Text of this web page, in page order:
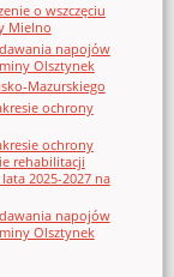
o wszczęciu
Mielno
napojów
Olsztynek
Mazurskiego
ochrony
ochrony
rehabilitacji
2025-2027 na
napojów
Olsztynek